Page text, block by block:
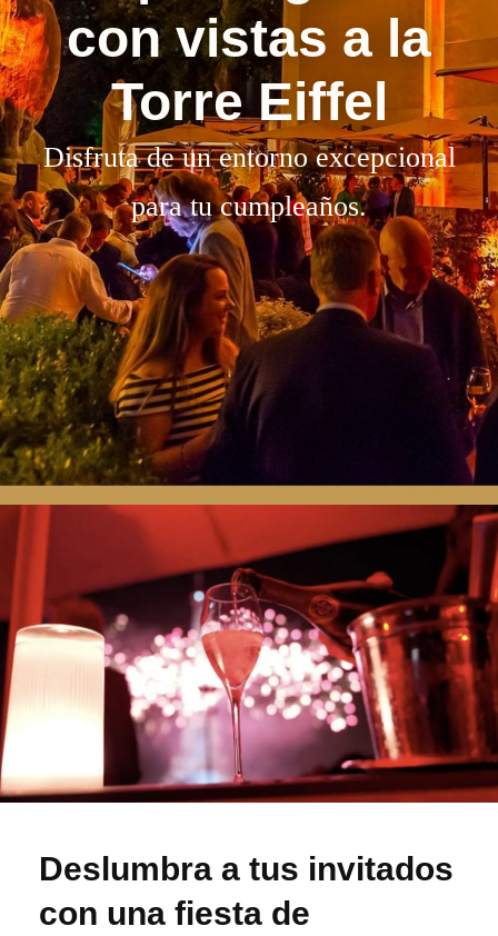
con vistas a la
Torre Eiffel
Disfruta de un entorno excepcional
para tu cumpleaños.
Deslumbra a tus invitados
con una fiesta de